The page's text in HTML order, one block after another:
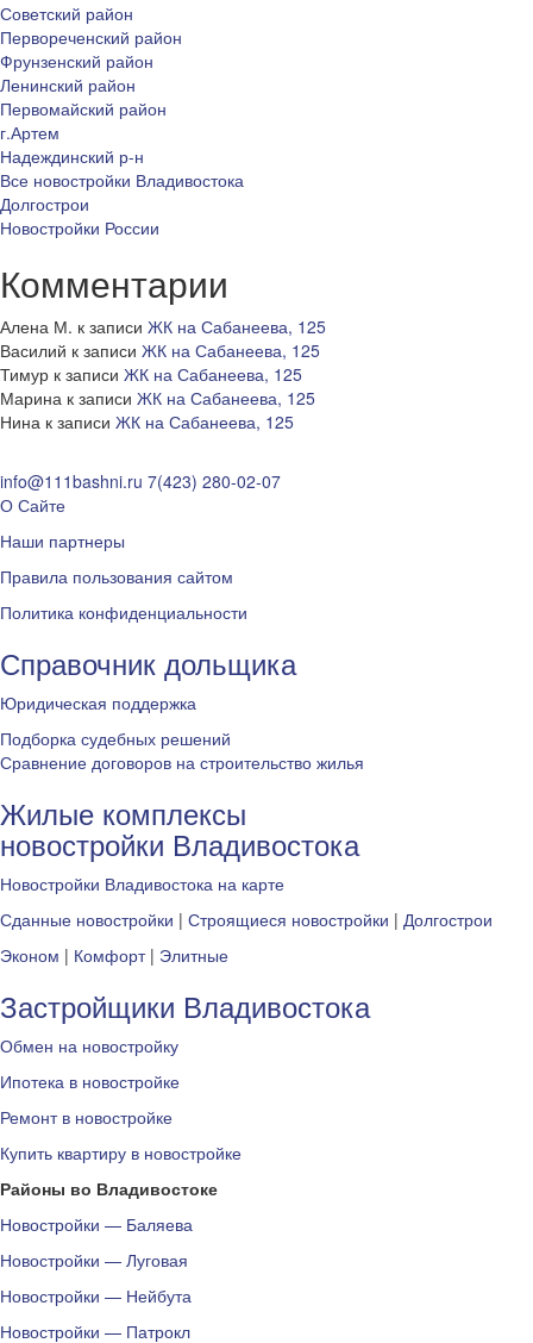
Советский район
Первореченский район
Фрунзенский район
Ленинский район
Первомайский район
г.Артем
Надеждинский р-н
Все новостройки Владивостока
Долгострои
Новостройки России
Комментарии
Алена М. к записи ЖК на Сабанеева, 125
Василий к записи ЖК на Сабанеева, 125
Тимур к записи ЖК на Сабанеева, 125
Марина к записи ЖК на Сабанеева, 125
Нина к записи ЖК на Сабанеева, 125
info@111bashni.ru 7(423) 280-02-07
О Сайте
Наши партнеры
Правила пользования сайтом
Политика конфиденциальности
Справочник дольщика
Юридическая поддержка
Подборка судебных решений
Сравнение договоров на строительство жилья
Жилые комплексы
новостройки Владивостока
Новостройки Владивостока на карте
Сданные новостройки | Строящиеся новостройки | Долгострои
Эконом | Комфорт| Элитные
Застройщики Владивостока
Обмен на новостройку
Ипотека в новостройке
Ремонт в новостройке
Купить квартиру в новостройке
Районы во Владивостоке
Новостройки — Баляева
Новостройки — Луговая
Новостройки — Нейбута
Новостройки — Патрокл